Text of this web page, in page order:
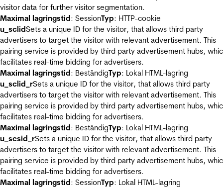
visitor data for further visitor segmentation.
Maximal lagringstid: SessionTyp: HTTP-cookie
u_sclidSets a unique ID for the visitor, that allows third party
advertisers to target the visitor with relevant advertisement. This
pairing service is provided by third party advertisement hubs,
facilitates real-time bidding for advertisers.
Maximal lagringstid: BeständigTyp: Lokal HTML-lagring
u_sclid_rSets a unique ID for the visitor, that allows third party
advertisers to target the visitor with relevant advertisement. This
pairing service is provided by third party advertisement hubs,
facilitates real-time bidding for advertisers.
Maximal lagringstid: BeständigTyp: Lokal HTML-lagring
u_scsid_rSets a unique ID for the visitor, that allows third party
advertisers to target the visitor with relevant advertisement. This
pairing service is provided by third party advertisement hubs,
facilitates real-time bidding for advertisers.
Maximal lagringstid: SessionTyp: Lokal HTML-lagring